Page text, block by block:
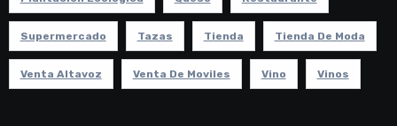
Supermercado Tazas Tienda Tienda De Moda
Venta Altavoz Venta De Moviles Vino Vinos